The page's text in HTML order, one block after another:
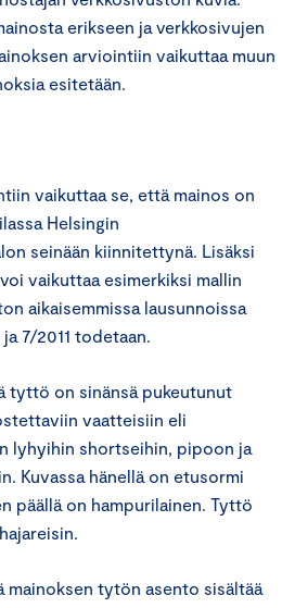
erikseen ja verkkosivujen
arviointiin vaikuttaa muun
esitetään.
vaikuttaa se, että mainos on
Helsingin
seinään kiinnitettynä. Lisäksi
vaikuttaa esimerkiksi mallin
aikaisemmissa lausunnoissa
7/2011 todetaan.
tyttö on sinänsä pukeutunut
vaatteisiin eli
lyhyihin shortseihin, pipoon ja
Kuvassa hänellä on etusormi
päällä on hampurilainen. Tyttö
tytön asento sisältää